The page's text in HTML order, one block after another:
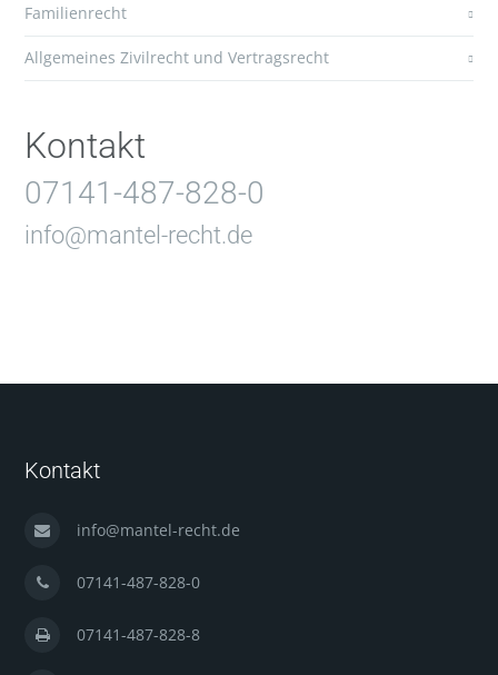
Familienrecht
Allgemeines Zivilrecht und Vertragsrecht
Kontakt
07141-487-828-0
info@mantel-recht.de
Kontakt
info@mantel-recht.de
07141-487-828-0
07141-487-828-8